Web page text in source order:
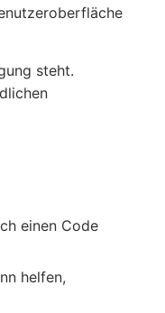
steht.
einen Code
helfen,